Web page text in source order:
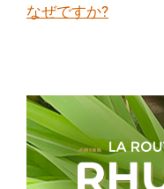
なぜですか?